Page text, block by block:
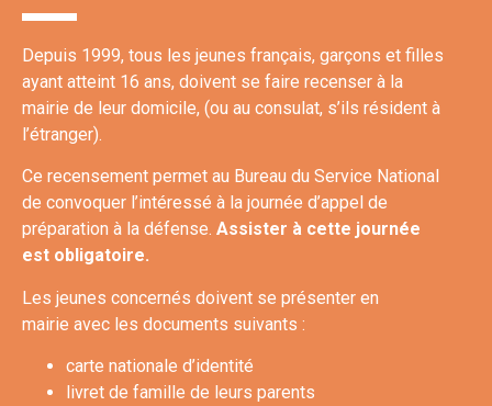
Depuis 1999, tous les jeunes français, garçons et filles
ayant atteint 16 ans, doivent se faire recenser à la
mairie de leur domicile, (ou au consulat, s’ils résident à
l’étranger).
Ce recensement permet au Bureau du Service National
de convoquer l’intéressé à la journée d’appel de
préparation à la défense. Assister à cette journée
est obligatoire.
Les jeunes concernés doivent se présenter en
mairie avec les documents suivants :
carte nationale d’identité
livret de famille de leurs parents